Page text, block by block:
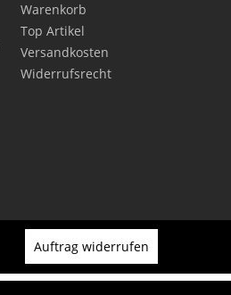
Warenkorb
Top Artikel
Versandkosten
Widerrufsrecht
Auftrag widerrufen